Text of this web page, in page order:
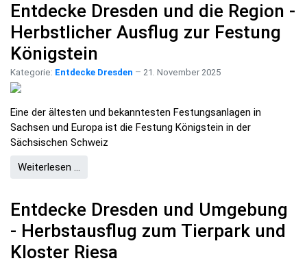
Entdecke Dresden und die Region -
Herbstlicher Ausflug zur Festung
Königstein
Kategorie: Entdecke Dresden 21. November 2025
Eine der ältesten und bekanntesten Festungsanlagen in
Sachsen und Europa ist die Festung Königstein in der
Sächsischen Schweiz
Weiterlesen …
Entdecke Dresden und Umgebung
- Herbstausflug zum Tierpark und
Kloster Riesa